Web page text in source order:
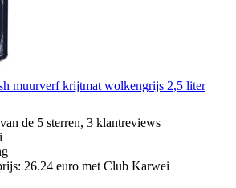
muurverf krijtmat wolkengrijs 2,5 liter
de 5 sterren, 3 klantreviews
26.24 euro met Club Karwei